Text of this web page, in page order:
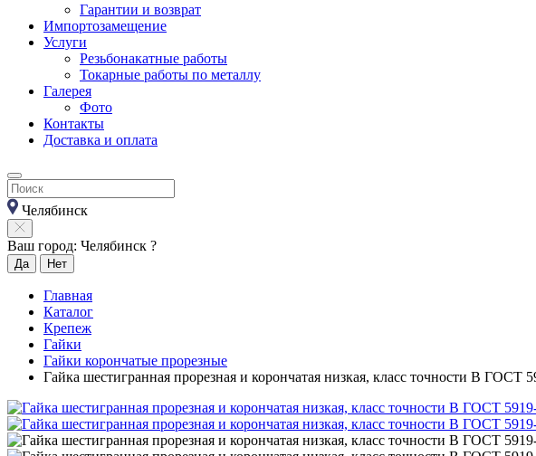
Гарантии и возврат
Импортозамещение
Услуги
Резьбонакатные работы
Токарные работы по металлу
Галерея
Фото
Контакты
Доставка и оплата
Челябинск
Ваш город: Челябинск ?
Да Нет
Главная
Каталог
Крепеж
Гайки
Гайки корончатые прорезные
Гайка шестигранная прорезная и корончатая низкая, класс точности В ГОСТ